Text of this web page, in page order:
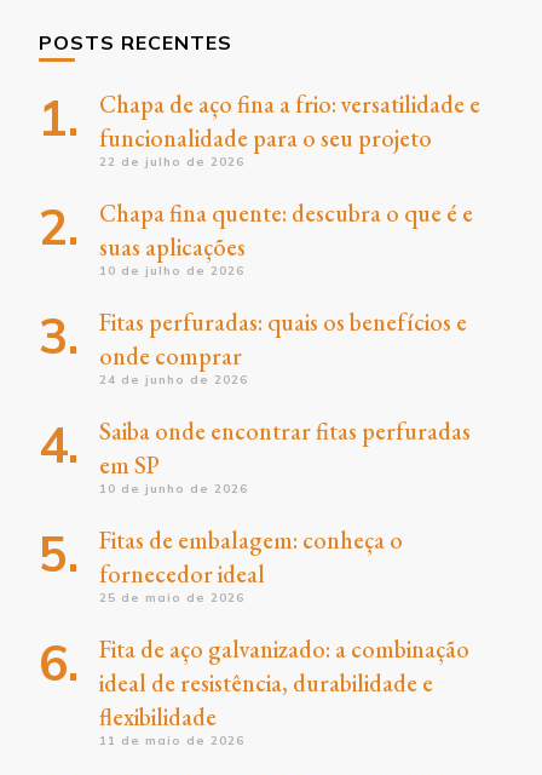
POSTS RECENTES
Chapa de aço fina a frio: versatilidade e
funcionalidade para o seu projeto
22 de julho de 2026
Chapa fina quente: descubra o que é e
suas aplicações
10 de julho de 2026
Fitas perfuradas: quais os benefícios e
onde comprar
24 de junho de 2026
Saiba onde encontrar fitas perfuradas
em SP
10 de junho de 2026
Fitas de embalagem: conheça o
fornecedor ideal
25 de maio de 2026
Fita de aço galvanizado: a combinação
ideal de resistência, durabilidade e
flexibilidade
11 de maio de 2026